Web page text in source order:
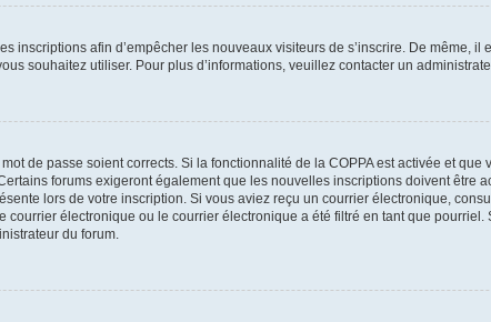
inscriptions afin d’empêcher les nouveaux visiteurs de s’inscrire. De même,
souhaitez utiliser. Pour plus d’informations, veuillez contacter un
de passe soient corrects. Si la fonctionnalité de la COPPA est activée et
forums exigeront également que les nouvelles inscriptions doivent être
lors de votre inscription. Si vous aviez reçu un courrier électronique,
électronique ou le courrier électronique a été filtré en tant que
du forum.